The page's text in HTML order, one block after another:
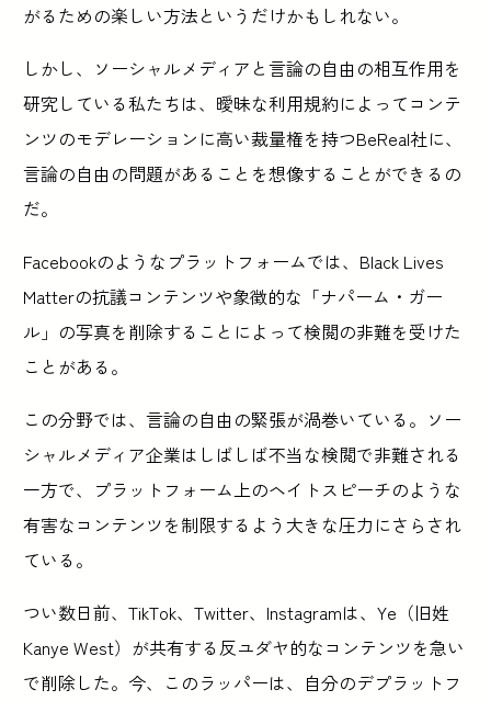
がるための楽しい方法というだけかもしれない。
しかし、ソーシャルメディアと言論の自由の相互作用を
研究している私たちは、曖昧な利用規約によってコンテ
ンツのモデレーションに高い裁量権を持つBeReal社に、
言論の自由の問題があることを想像することができるの
だ。
Facebookのようなプラットフォームでは、Black Lives
Matterの抗議コンテンツや象徴的な「ナパーム・ガー
ル」の写真を削除することによって検閲の非難を受けた
ことがある。
この分野では、言論の自由の緊張が渦巻いている。ソー
シャルメディア企業はしばしば不当な検閲で非難される
一方で、プラットフォーム上のヘイトスピーチのような
有害なコンテンツを制限するよう大きな圧力にさらされ
ている。
つい数日前、TikTok、Twitter、Instagramは、Ye（旧姓
Kanye West）が共有する反ユダヤ的なコンテンツを急い
で削除した。今、このラッパーは、自分のデプラットフ